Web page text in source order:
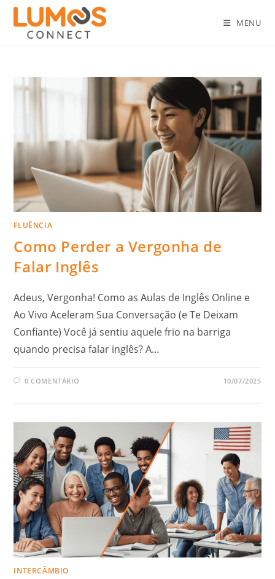
MENU
FLUÊNCIA
Como Perder a Vergonha de
Falar Inglês
Adeus, Vergonha! Como as Aulas de Inglês Online e
Ao Vivo Aceleram Sua Conversação (e Te Deixam
Confiante) Você já sentiu aquele frio na barriga
quando precisa falar inglês? A…
0 COMENTÁRIO 10/07/2025
INTERCÂMBIO